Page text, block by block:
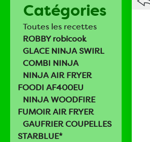
Catégories
Toutes les recettes
ROBBY robicook
GLACE NINJA SWIRL
COMBI NINJA
NINJA AIR FRYER
FOODI AF400EU
NINJA WOODFIRE
FUMOIR AIR FRYER
GAUFRIER COUPELLES
STARBLUE*